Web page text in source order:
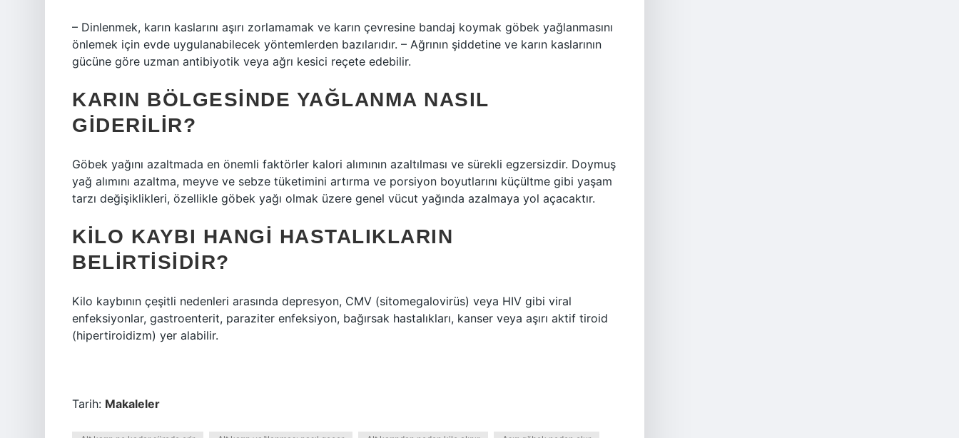
– Dinlenmek, karın kaslarını aşırı zorlamamak ve karın çevresine bandaj koymak göbek yağlanmasını
önlemek için evde uygulanabilecek yöntemlerden bazılarıdır. – Ağrının şiddetine ve karın kaslarının
gücüne göre uzman antibiyotik veya ağrı kesici reçete edebilir.
KARIN BÖLGESINDE YAĞLANMA NASIL
GIDERILIR?
Göbek yağını azaltmada en önemli faktörler kalori alımının azaltılması ve sürekli egzersizdir. Doymuş
yağ alımını azaltma, meyve ve sebze tüketimini artırma ve porsiyon boyutlarını küçültme gibi yaşam
tarzı değişiklikleri, özellikle göbek yağı olmak üzere genel vücut yağında azalmaya yol açacaktır.
KILO KAYBI HANGI HASTALIKLARIN
BELIRTISIDIR?
Kilo kaybının çeşitli nedenleri arasında depresyon, CMV (sitomegalovirüs) veya HIV gibi viral
enfeksiyonlar, gastroenterit, paraziter enfeksiyon, bağırsak hastalıkları, kanser veya aşırı aktif tiroid
(hipertiroidizm) yer alabilir.
Tarih: Makaleler